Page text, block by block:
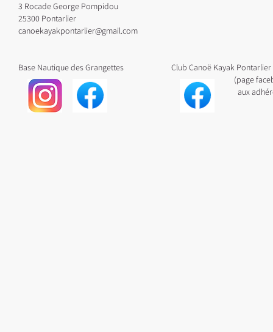
3 Rocade George Pompidou
25300 Pontarlier
canoekayakpontarlier@gmail.com
Base Nautique des Grangettes Club Canoë Kayak Pontarlier
(page facebook
aux adhérents du